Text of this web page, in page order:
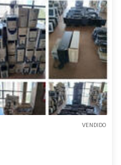
VENDIDO